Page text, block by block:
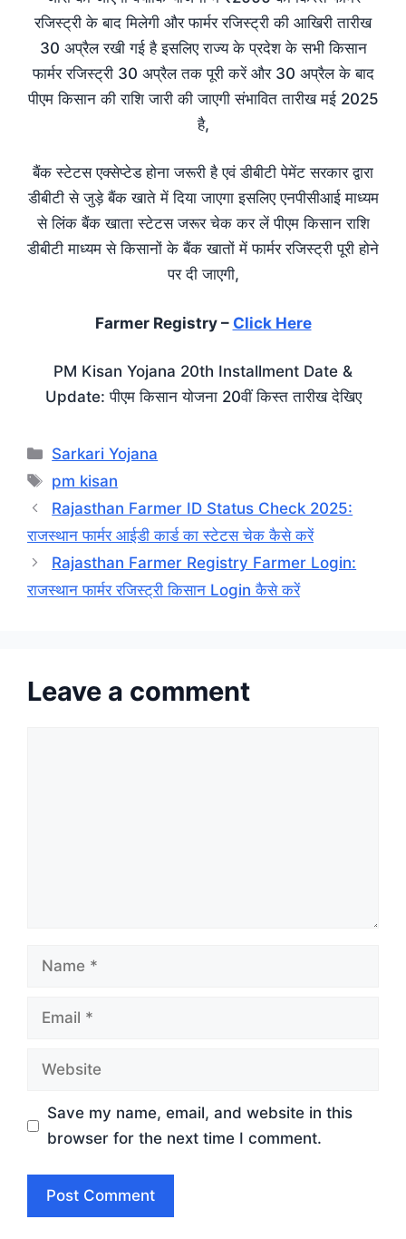
रजिस्ट्री के बाद मिलेगी और फार्मर रजिस्ट्री की आखिरी तारीख
30 अप्रैल रखी गई है इसलिए राज्य के प्रदेश के सभी किसान
फार्मर रजिस्ट्री 30 अप्रैल तक पूरी करें और 30 अप्रैल के बाद
पीएम किसान की राशि जारी की जाएगी संभावित तारीख मई 2025
है,
बैंक स्टेटस एक्सेप्टेड होना जरूरी है एवं डीबीटी पेमेंट सरकार द्वारा
डीबीटी से जुड़े बैंक खाते में दिया जाएगा इसलिए एनपीसीआई माध्यम
से लिंक बैंक खाता स्टेटस जरूर चेक कर लें पीएम किसान राशि
डीबीटी माध्यम से किसानों के बैंक खातों में फार्मर रजिस्ट्री पूरी होने
पर दी जाएगी,
Farmer Registry – Click Here
PM Kisan Yojana 20th Installment Date &
Update: पीएम किसान योजना 20वीं किस्त तारीख देखिए
Categories
Sarkari Yojana
Tags
pm kisan
Rajasthan Farmer ID Status Check 2025:
राजस्थान फार्मर आईडी कार्ड का स्टेटस चेक कैसे करें
Rajasthan Farmer Registry Farmer Login:
राजस्थान फार्मर रजिस्ट्री किसान Login कैसे करें
Leave a comment
Name
Email
Website
Save my name, email, and website in this
browser for the next time I comment.